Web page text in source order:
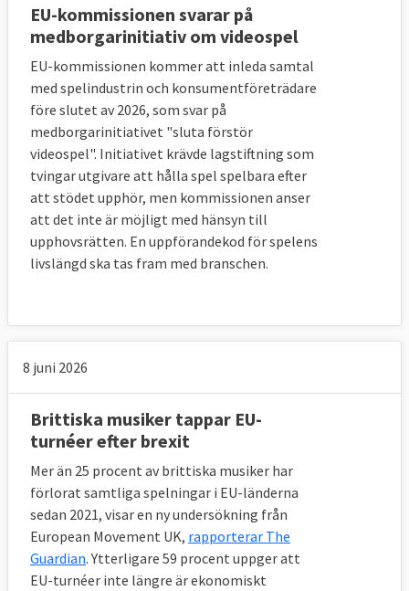
EU-kommissionen svarar på
medborgarinitiativ om videospel
EU-kommissionen kommer att inleda samtal
med spelindustrin och konsumentföreträdare
före slutet av 2026, som svar på
medborgarinitiativet "sluta förstör
videospel". Initiativet krävde lagstiftning som
tvingar utgivare att hålla spel spelbara efter
att stödet upphör, men kommissionen anser
att det inte är möjligt med hänsyn till
upphovsrätten. En uppförandekod för spelens
livslängd ska tas fram med branschen.
8 juni 2026
Brittiska musiker tappar EU-
turnéer efter brexit
Mer än 25 procent av brittiska musiker har
förlorat samtliga spelningar i EU-länderna
sedan 2021, visar en ny undersökning från
European Movement UK, rapporterar The
Guardian. Ytterligare 59 procent uppger att
EU-turnéer inte längre är ekonomiskt